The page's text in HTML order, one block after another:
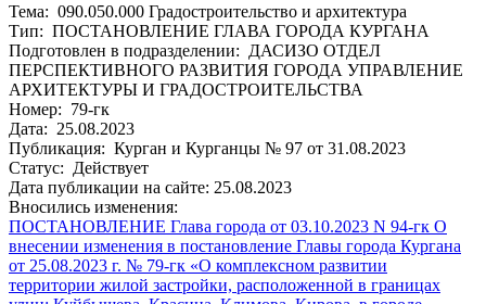
Тема: 090.050.000 Градостроительство и архитектура
Тип: ПОСТАНОВЛЕНИЕ ГЛАВА ГОРОДА КУРГАНА
Подготовлен в подразделении: ДАСИЗО ОТДЕЛ
ПЕРСПЕКТИВНОГО РАЗВИТИЯ ГОРОДА УПРАВЛЕНИЕ
АРХИТЕКТУРЫ И ГРАДОСТРОИТЕЛЬСТВА
Номер: 79-гк
Дата: 25.08.2023
Публикация: Курган и Курганцы № 97 от 31.08.2023
Статус: Действует
Дата публикации на сайте: 25.08.2023
Вносились изменения:
ПОСТАНОВЛЕНИЕ Глава города от 03.10.2023 N 94-гк О
внесении изменения в постановление Главы города Кургана
от 25.08.2023 г. № 79-гк «О комплексном развитии
территории жилой застройки, расположенной в границах